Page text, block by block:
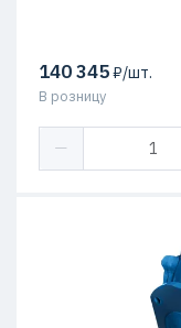
140 345₽/шт.
В розницу